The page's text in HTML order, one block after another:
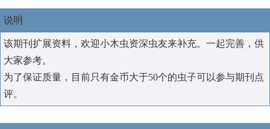
说明
该期刊扩展资料，欢迎小木虫资深虫友来补充。一起完善，供
大家参考。
为了保证质量，目前只有金币大于50个的虫子可以参与期刊点
评。